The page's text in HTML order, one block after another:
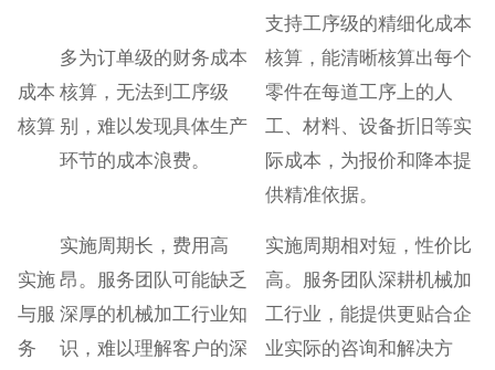
成本
核算
多为订单级的财务成本
核算，无法到工序级
别，难以发现具体生产
环节的成本浪费。
支持工序级的精细化成本
核算，能清晰核算出每个
零件在每道工序上的人
工、材料、设备折旧等实
际成本，为报价和降本提
供精准依据。
实施
与服
务
实施周期长，费用高
昂。服务团队可能缺乏
深厚的机械加工行业知
识，难以理解客户的深
实施周期相对短，性价比
高。服务团队深耕机械加
工行业，能提供更贴合企
业实际的咨询和解决方